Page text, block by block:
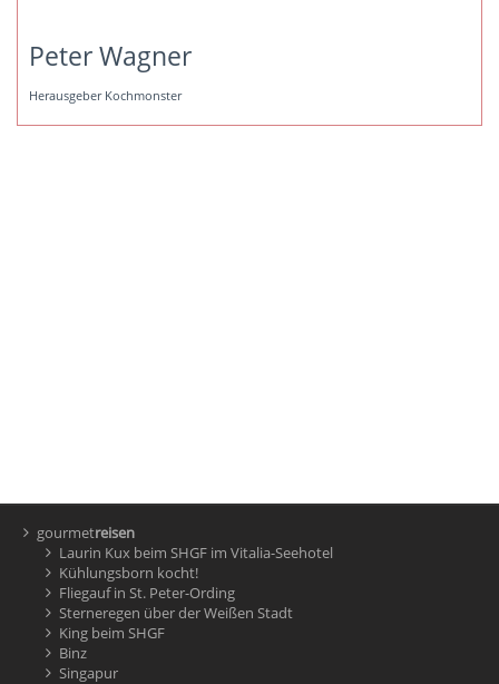
Peter Wagner
Herausgeber Kochmonster
gourmetreisen
Laurin Kux beim SHGF im Vitalia-Seehotel
Kühlungsborn kocht!
Fliegauf in St. Peter-Ording
Sterneregen über der Weißen Stadt
King beim SHGF
Binz
Singapur